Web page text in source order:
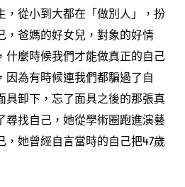
， 從小到大都在「做別人」 ， 扮
， 爸媽的好女兒 ， 對象的好情
， 什麼時候我們才能做真正的自己
， 因為有時候連我們都騙過了自
具卸下 ， 忘了面具之後的那張真
尋找自己 ， 她從學術圈跑進演藝
， 她曾經自言當時的自己把47歲